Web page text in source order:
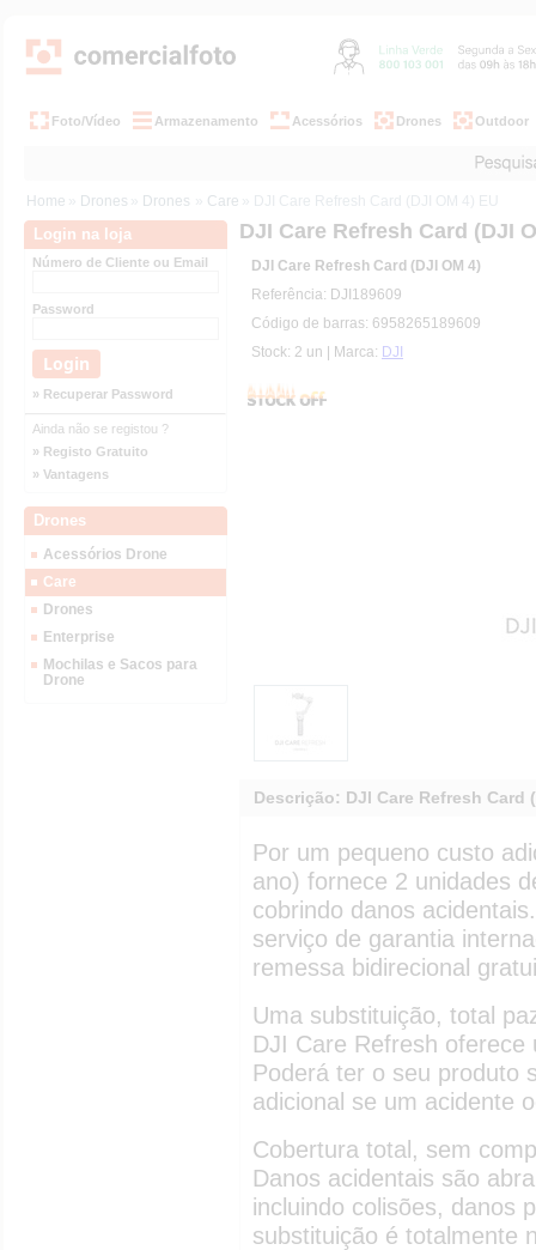
Foto/Vídeo Armazenamento Acessórios Drones Outdoor
Home » Drones » Drones » Care » DJI Care Refresh Card (DJI OM 4) EU
Login na loja
Número de Cliente ou Email
Password
» Recuperar Password
Ainda não se registou ?
» Registo Gratuito
» Vantagens
Drones
Acessórios Drone
Care
Drones
Enterprise
Mochilas e Sacos para
Drone
DJI Care Refresh Card (DJI
DJI Care Refresh Card (DJI OM 4)
Referência: DJI189609
Código de barras: 6958265189609
Stock: 2 un | Marca: DJI
Descrição: DJI Care Refresh Card
Por um pequeno custo
ano) fornece 2 unidades
cobrindo danos
serviço de garantia
remessa bidirecional
Uma substituição, total
DJI Care Refresh
Poderá ter o seu produto
adicional se um acidente
Cobertura total, sem
Danos acidentais são
incluindo colisões, danos
substituição é totalmente